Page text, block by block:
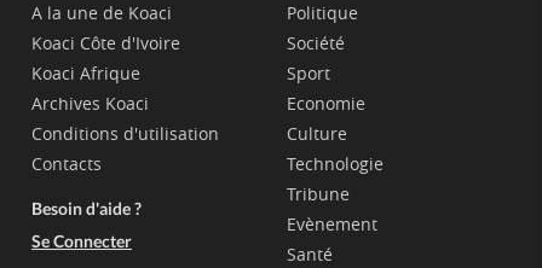
A la une de Koaci
Koaci Côte d'Ivoire
Koaci Afrique
Archives Koaci
Conditions d'utilisation
Contacts
Besoin d'aide ?
Se Connecter
Politique
Société
Sport
Economie
Culture
Technologie
Tribune
Evènement
Santé